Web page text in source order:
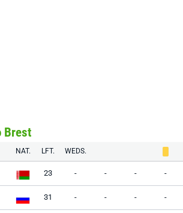
Brest
NAT. LFT. WEDS.
23 - - - -
31 - - - -